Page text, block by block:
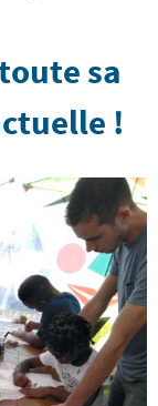
sa
!